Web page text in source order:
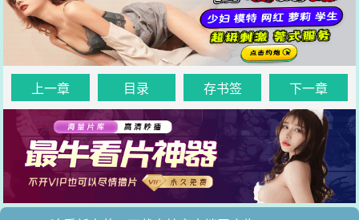
上一章 目录 存书签 下一章